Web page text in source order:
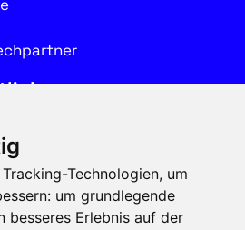
Technologien, um
um grundlegende
besseres Erlebnis auf der